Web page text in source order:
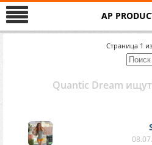
AP
Страница 1 из
Quantic Dream